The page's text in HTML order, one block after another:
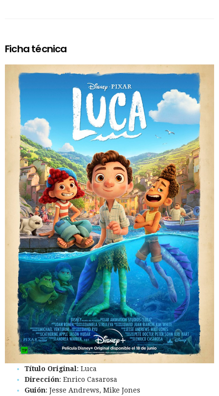
Ficha técnica
Título Original: Luca
Dirección: Enrico Casarosa
Guión: Jesse Andrews, Mike Jones